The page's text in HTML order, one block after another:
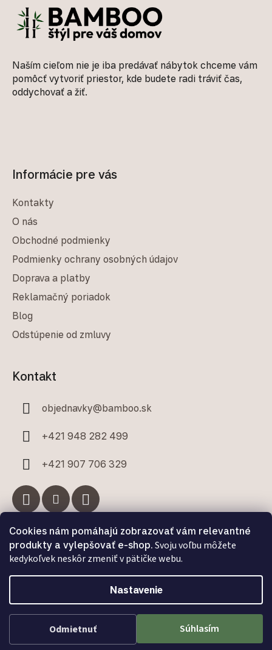
Cookies nám pomáhajú zobrazovať vám relevantné
produkty a vylepšovať e-shop. Svoju voľbu môžete
kedykoľvek neskôr zmeniť v pätičke webu.
Nastavenie
Odmietnuť Súhlasím
Naším cieľom nie je iba predávať nábytok chceme vám
pomôcť vytvoriť priestor, kde budete radi tráviť čas,
oddychovať a žiť.
Informácie pre vás
Kontakty
O nás
Obchodné podmienky
Podmienky ochrany osobných údajov
Doprava a platby
Reklamačný poriadok
Blog
Odstúpenie od zmluvy
Kontakt
objednavky@bamboo.sk
+421 948 282 499
+421 907 706 329
Facebook
Vytvoril Shoptet Premium a Adatelier
Copyright 2026Bamboo.sk . Všetky práva vyhradené.
Upraviť nastavenie cookies